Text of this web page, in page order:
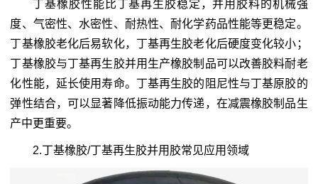
丁基橡胶性能比丁基再生胶稳定，并用胶料的机械强
度、气密性、水密性、耐热性、耐化学药品性能等更稳定。
丁基橡胶老化后易软化，丁基再生胶老化后硬度变化较小；
丁基橡胶与丁基再生胶并用生产橡胶制品可以改善胶料耐老
化性能，延长使用寿命。丁基再生胶的阻尼性与丁基原胶的
弹性结合，可以显著降低振动能力传递，在减震橡胶制品生
产中更重要。
2.丁基橡胶/丁基再生胶并用胶常见应用领域